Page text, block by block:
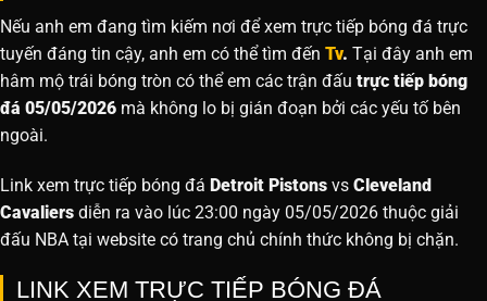
Nếu anh em đang tìm kiếm nơi để xem trực tiếp bóng đá trực
tuyến đáng tin cậy, anh em có thể tìm đến Tv. Tại đây anh em
hâm mộ trái bóng tròn có thể em các trận đấu trực tiếp bóng
đá 05/05/2026 mà không lo bị gián đoạn bởi các yếu tố bên
ngoài.
Link xem trực tiếp bóng đá Detroit Pistons vs Cleveland
Cavaliers diễn ra vào lúc 23:00 ngày 05/05/2026 thuộc giải
đấu NBA tại website có trang chủ chính thức không bị chặn.
LINK XEM TRỰC TIẾP BÓNG ĐÁ